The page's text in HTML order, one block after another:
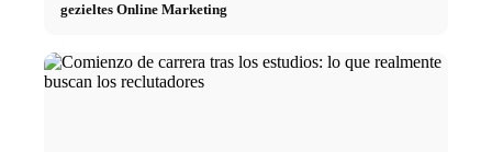
gezieltes Online Marketing